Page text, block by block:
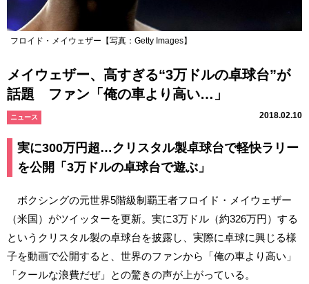
フロイド・メイウェザー【写真：Getty Images】
メイウェザー、高すぎる“3万ドルの卓球台”が
話題 ファン「俺の車より高い…」
ニュース 2018.02.10
実に300万円超…クリスタル製卓球台で軽快ラリー
を公開「3万ドルの卓球台で遊ぶ」
ボクシングの元世界5階級制覇王者フロイド・メイウェザー
（米国）がツイッターを更新。実に3万ドル（約326万円）する
というクリスタル製の卓球台を披露し、実際に卓球に興じる様
子を動画で公開すると、世界のファンから「俺の車より高い」
「クールな浪費だぜ」との驚きの声が上がっている。